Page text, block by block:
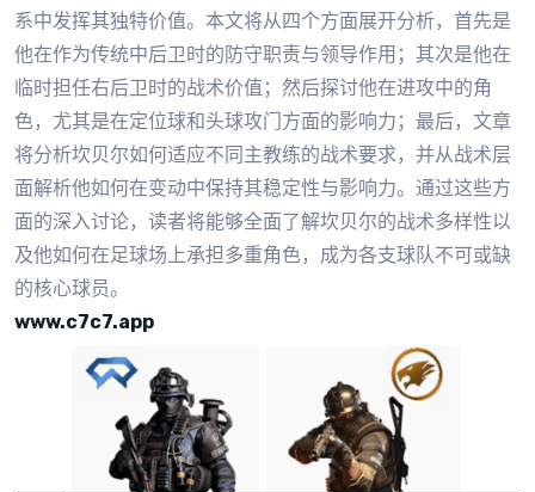
系中发挥其独特价值。本文将从四个方面展开分析，首先是
他在作为传统中后卫时的防守职责与领导作用；其次是他在
临时担任右后卫时的战术价值；然后探讨他在进攻中的角
色，尤其是在定位球和头球攻门方面的影响力；最后，文章
将分析坎贝尔如何适应不同主教练的战术要求，并从战术层
面解析他如何在变动中保持其稳定性与影响力。通过这些方
面的深入讨论，读者将能够全面了解坎贝尔的战术多样性以
及他如何在足球场上承担多重角色，成为各支球队不可或缺
的核心球员。
www.c7c7.app